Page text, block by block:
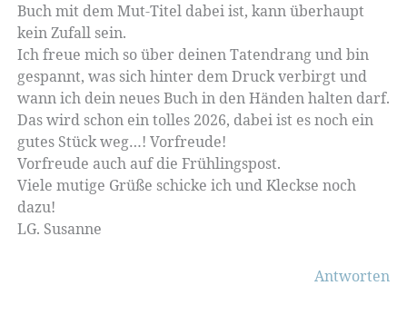
Buch mit dem Mut-Titel dabei ist, kann überhaupt
kein Zufall sein.
Ich freue mich so über deinen Tatendrang und bin
gespannt, was sich hinter dem Druck verbirgt und
wann ich dein neues Buch in den Händen halten darf.
Das wird schon ein tolles 2026, dabei ist es noch ein
gutes Stück weg…! Vorfreude!
Vorfreude auch auf die Frühlingspost.
Viele mutige Grüße schicke ich und Kleckse noch
dazu!
LG. Susanne
Antworten